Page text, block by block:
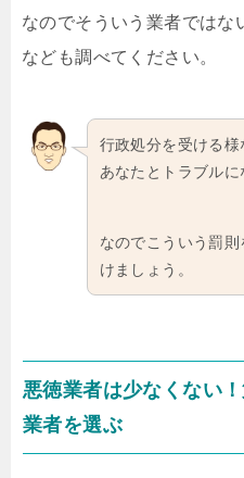
なのでそういう業者ではな
なども調べてください。
行政処分を受ける
あなたとトラブルに
なのでこういう罰
けましょう。
悪徳業者は少なくない
業者を選ぶ